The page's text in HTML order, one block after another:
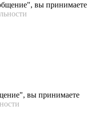
вы принимаете
вы принимаете